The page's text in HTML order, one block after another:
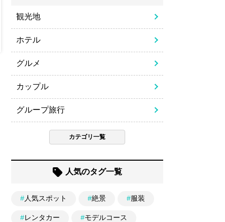
観光地
ホテル
グルメ
カップル
グループ旅行
カテゴリ一覧
人気のタグ一覧
#人気スポット #絶景 #服装
#レンタカー #モデルコース